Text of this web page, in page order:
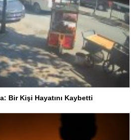
Bir Kişi Hayatını Kaybetti